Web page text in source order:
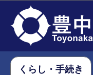
くらし・手続き